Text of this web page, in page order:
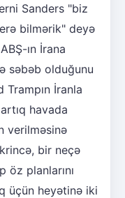
Sanders "biz
bilmərik" deyə
ın İrana
səbəb olduğunu
İranla
havada
verilməsinə
bir neçə
öz planlarını
üçün heyətinə iki